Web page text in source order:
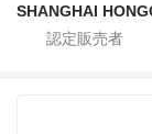
SHANGHAI